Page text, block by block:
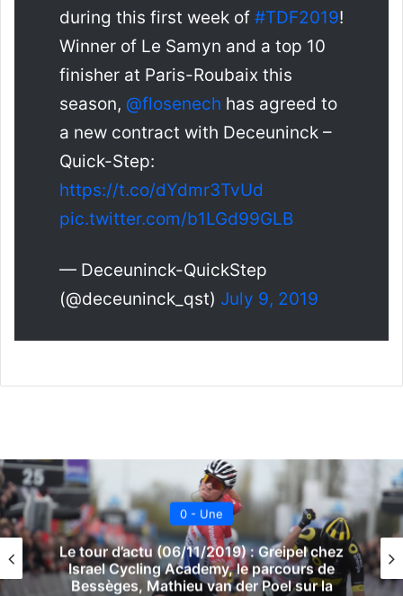
during this first week of #TDF2019!
Winner of Le Samyn and a top 10
finisher at Paris-Roubaix this
season, @flosenech has agreed to
a new contract with Deceuninck –
Quick-Step:
https://t.co/dYdmr3TvUd
pic.twitter.com/b1LGd99GLB
— Deceuninck-QuickStep
(@deceuninck_qst) July 9, 2019
Tour d'actu
Le tour d’actu (03/11/2019) : Logan Owen
prolonge, Nocentini arrête, Van Aert sur un
vélo de cyclo-cross, Ackermann sur le Tour